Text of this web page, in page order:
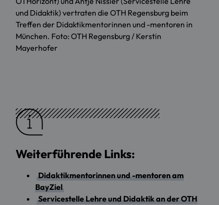
und Didaktik) vertraten die OTH Regensburg beim
Treffen der Didaktikmentorinnen und -mentoren in
München. Foto: OTH Regensburg / Kerstin
Mayerhofer
Weiterführende Links:
Didaktikmentorinnen und -mentoren am
BayZiel
Servicestelle Lehre und Didaktik an der OTH